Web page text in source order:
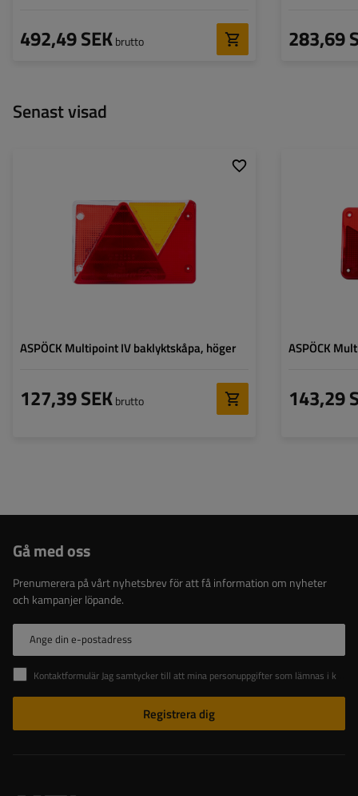
492,49 SEKbrutto 283,69
Senast visad
ASPÖCK Multipoint IV baklyktskåpa, höger
127,39 SEKbrutto
Riktningsindikator
Bakåtriktad lampa
Dimljus ,Reflektor
ASPÖCK
143,29
Gå med oss
Prenumerera på vårt nyhetsbrev för att få information om nyheter
och kampanjer löpande.
Ange din e-postadress
Kontaktformulär Jag samtycker till att mina personuppgifter som lämnas i kontaktformuläret behandlas i enlighet med Europaparlamentets och rådets förordning (EU).
Registrera dig